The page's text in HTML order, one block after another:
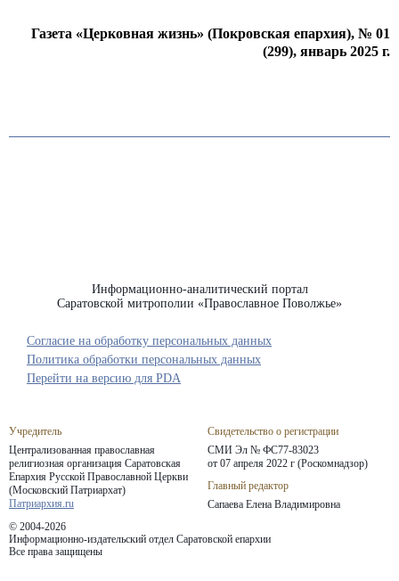
Газета «Церковная жизнь» (Покровская епархия), № 01
(299), январь 2025 г.
Информационно-аналитический портал
Саратовской митрополии «Православное Поволжье»
Учредитель
Централизованная православная
религиозная организация Саратовская
Епархия Русской Православной Церкви
(Московский Патриархат)
Патриархия.ru
Свидетельство о регистрации
СМИ Эл № ФС77-83023
от 07 апреля 2022 г (Роскомнадзор)
Главный редактор
Сапаева Елена Владимировна
© 2004-2026
Информационно-издательский отдел Саратовской епархии
Все права защищены
Согласие на обработку персональных данных
Политика обработки персональных данных
Перейти на версию для PDA